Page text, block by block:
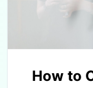
How to